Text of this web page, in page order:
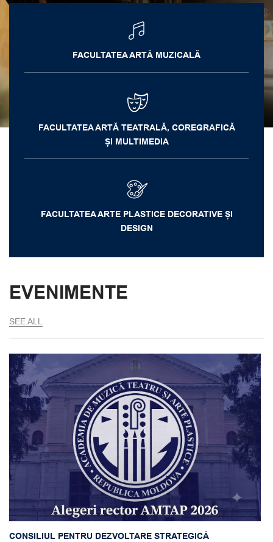
FACULTATEA ARTĂ MUZICALĂ
FACULTATEA ARTĂ TEATRALĂ, COREGRAFICĂ
ȘI MULTIMEDIA
FACULTATEA ARTE PLASTICE DECORATIVE ȘI
DESIGN
EVENIMENTE
SEE ALL
CONSILIUL PENTRU DEZVOLTARE STRATEGICĂ